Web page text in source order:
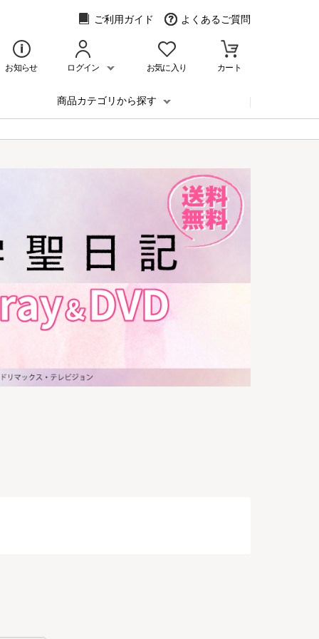
ご利用ガイド よくあるご質問
お知らせ ログイン お気に入り カート
商品カテゴリから探す